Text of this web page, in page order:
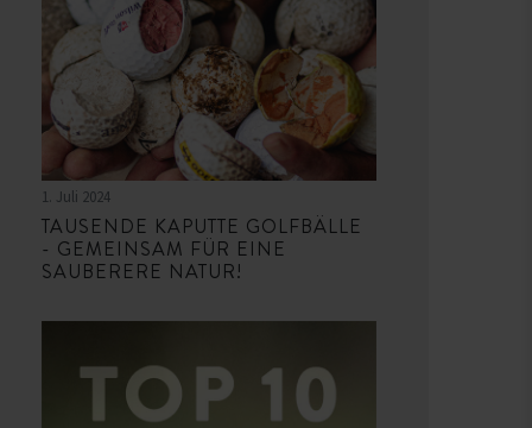
1. Juli 2024
TAUSENDE KAPUTTE GOLFBÄLLE
- GEMEINSAM FÜR EINE
SAUBERERE NATUR!